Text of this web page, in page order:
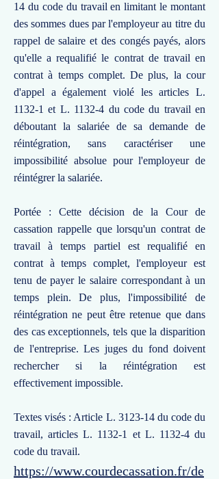
14 du code du travail en limitant le montant
des sommes dues par l'employeur au titre du
rappel de salaire et des congés payés, alors
qu'elle a requalifié le contrat de travail en
contrat à temps complet. De plus, la cour
d'appel a également violé les articles L.
1132-1 et L. 1132-4 du code du travail en
déboutant la salariée de sa demande de
réintégration, sans caractériser une
impossibilité absolue pour l'employeur de
réintégrer la salariée.
Portée : Cette décision de la Cour de
cassation rappelle que lorsqu'un contrat de
travail à temps partiel est requalifié en
contrat à temps complet, l'employeur est
tenu de payer le salaire correspondant à un
temps plein. De plus, l'impossibilité de
réintégration ne peut être retenue que dans
des cas exceptionnels, tels que la disparition
de l'entreprise. Les juges du fond doivent
rechercher si la réintégration est
effectivement impossible.
Textes visés : Article L. 3123-14 du code du
travail, articles L. 1132-1 et L. 1132-4 du
code du travail.
https://www.courdecassation.fr/de